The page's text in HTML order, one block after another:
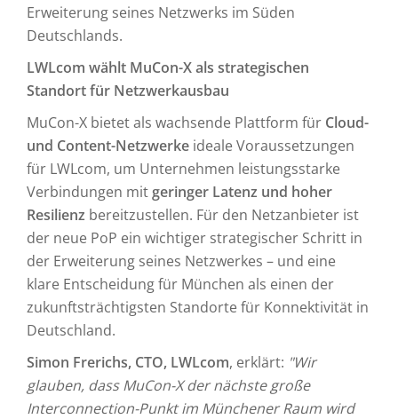
Erweiterung seines Netzwerks im Süden
Deutschlands.
LWLcom wählt MuCon-X als strategischen
Standort für Netzwerkausbau
MuCon-X bietet als wachsende Plattform für Cloud-
und Content-Netzwerke ideale Voraussetzungen
für LWLcom, um Unternehmen leistungsstarke
Verbindungen mit geringer Latenz und hoher
Resilienz bereitzustellen. Für den Netzanbieter ist
der neue PoP ein wichtiger strategischer Schritt in
der Erweiterung seines Netzwerkes – und eine
klare Entscheidung für München als einen der
zukunftsträchtigsten Standorte für Konnektivität in
Deutschland.
Simon Frerichs, CTO, LWLcom, erklärt: "Wir
glauben, dass MuCon-X der nächste große
Interconnection-Punkt im Münchener Raum wird